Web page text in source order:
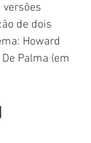
de dois
Howard
Palma (em